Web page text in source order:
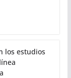
los estudios